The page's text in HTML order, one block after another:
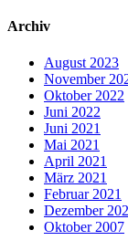
Archiv
August 2023
November
Oktober 2022
Juni 2022
Juni 2021
Mai 2021
April 2021
März 2021
Februar 2021
Dezember
Oktober 2007